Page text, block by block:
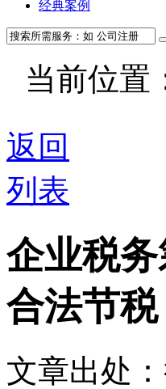
经典案例
当前位置
返回
列表
企业税
合法节税
文章出处